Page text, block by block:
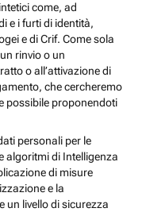
come, ad
e i furti di identità,
e di Crif. Come sola
rinvio o un
o all’attivazione di
che cercheremo
possibile proponendoti
personali per le
algoritmi di Intelligenza
di misure
e la
un livello di sicurezza